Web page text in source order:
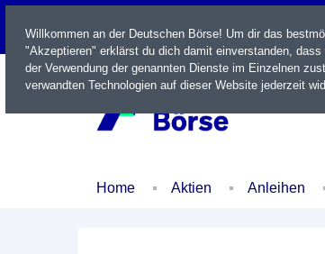
LIVE
Home Aktien Anleihen
Willkommen an der Deutschen Börse! Um dir das
"Akzeptieren" erklärst du dich damit einverstanden,
der Verwendung der genannten Dienste im Einzelnen
verwandten Technologien auf dieser Website jederzeit